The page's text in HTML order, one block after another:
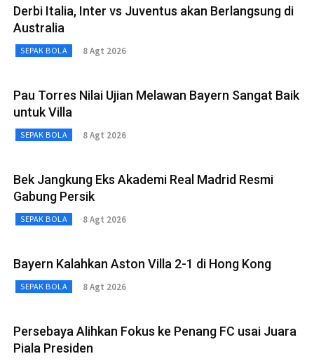
Derbi Italia, Inter vs Juventus akan Berlangsung di
Australia
SEPAK BOLA 8 Agt 2026
Pau Torres Nilai Ujian Melawan Bayern Sangat Baik
untuk Villa
SEPAK BOLA 8 Agt 2026
Bek Jangkung Eks Akademi Real Madrid Resmi
Gabung Persik
SEPAK BOLA 8 Agt 2026
Bayern Kalahkan Aston Villa 2-1 di Hong Kong
SEPAK BOLA 8 Agt 2026
Persebaya Alihkan Fokus ke Penang FC usai Juara
Piala Presiden